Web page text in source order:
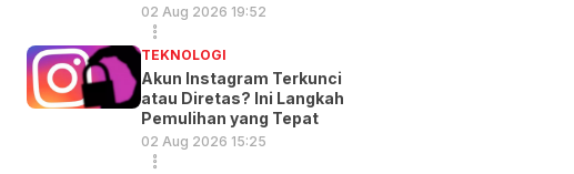
02 Aug 2026 19:52
TEKNOLOGI
Akun Instagram Terkunci
atau Diretas? Ini Langkah
Pemulihan yang Tepat
02 Aug 2026 15:25